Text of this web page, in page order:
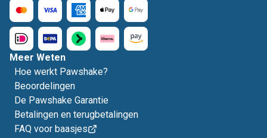
Meer Weten
Hoe werkt Pawshake?
Beoordelingen
De Pawshake Garantie
Betalingen en terugbetalingen
FAQ voor baasjes